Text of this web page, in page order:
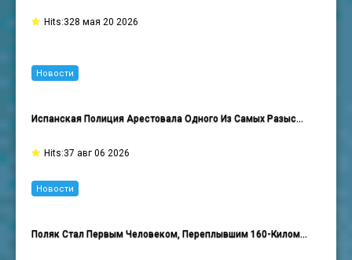
Hits:328 мая 20 2026
Испанская Полиция Арестовала Одного Из Самых Разыс…
Hits:37 авг 06 2026
Новости
Поляк Стал Первым Человеком, Переплывшим 160-Килом…
Новости